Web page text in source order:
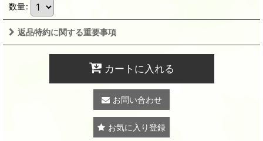
数量:
返品特約に関する重要事項
カートに入れる
お問い合わせ
お気に入り登録